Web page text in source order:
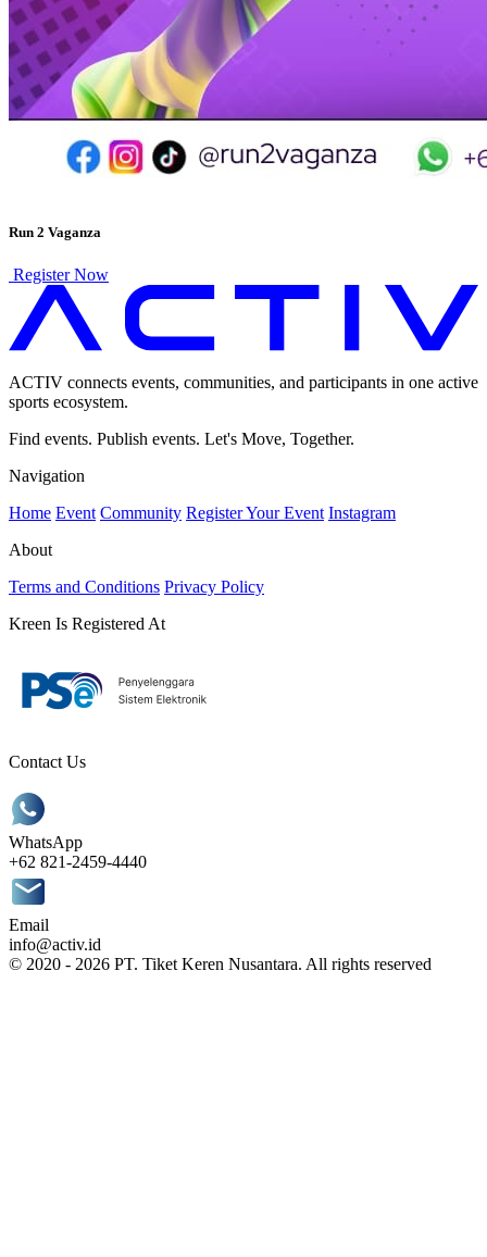
Run 2 Vaganza
Register Now
ACTIV connects events, communities, and participants in one active
sports ecosystem.
Find events. Publish events. Let's Move, Together.
Navigation
Home Event Community Register Your Event Instagram
About
Terms and Conditions Privacy Policy
Kreen Is Registered At
Contact Us
WhatsApp
+62 821-2459-4440
Email
info@activ.id
© 2020 - 2026 PT. Tiket Keren Nusantara. All rights reserved